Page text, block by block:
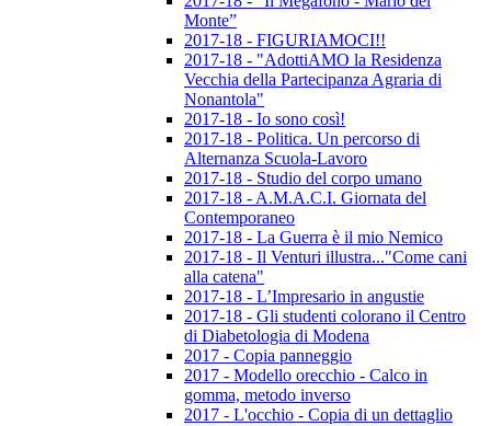
Monte”
2017-18 - FIGURIAMOCI!!
2017-18 - "AdottiAMO la Residenza
Vecchia della Partecipanza Agraria di
Nonantola"
2017-18 - Io sono così!
2017-18 - Politica. Un percorso di
Alternanza Scuola-Lavoro
2017-18 - Studio del corpo umano
2017-18 - A.M.A.C.I. Giornata del
Contemporaneo
2017-18 - La Guerra è il mio Nemico
2017-18 - Il Venturi illustra..."Come cani
alla catena"
2017-18 - L’Impresario in angustie
2017-18 - Gli studenti colorano il Centro
di Diabetologia di Modena
2017 - Copia panneggio
2017 - Modello orecchio - Calco in
gomma, metodo inverso
2017 - L'occhio - Copia di un dettaglio